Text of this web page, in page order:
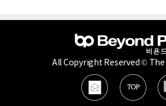
All Copyright Reserved ©